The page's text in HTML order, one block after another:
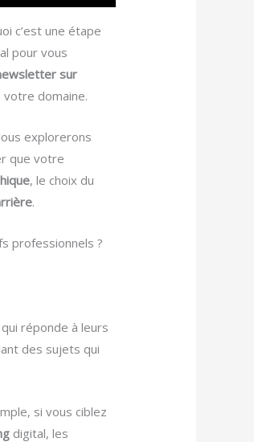
c’est une étape
pour vous
sur
votre domaine.
explorerons
que votre
, le choix du
.
professionnels ?
qui réponde à leurs
des sujets qui
si vous ciblez
digital, les